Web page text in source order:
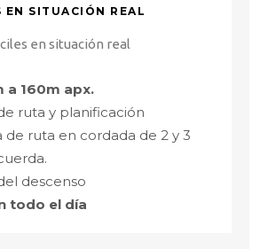
EN SITUACIÓN REAL
en situación real
a 160m apx.
ruta y planificación
de ruta en cordada de 2 y 3
descenso
todo el día